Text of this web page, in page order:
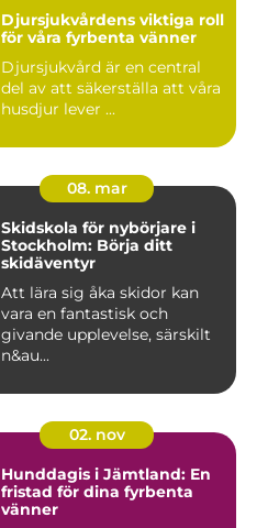
Djursjukvårdens viktiga roll
för våra fyrbenta vänner
Djursjukvård är en central
del av att säkerställa att våra
husdjur lever ...
08. mar
Skidskola för nybörjare i
Stockholm: Börja ditt
skidäventyr
Att lära sig åka skidor kan
vara en fantastisk och
givande upplevelse, särskilt
n&au...
02. nov
Hunddagis i Jämtland: En
fristad för dina fyrbenta
vänner